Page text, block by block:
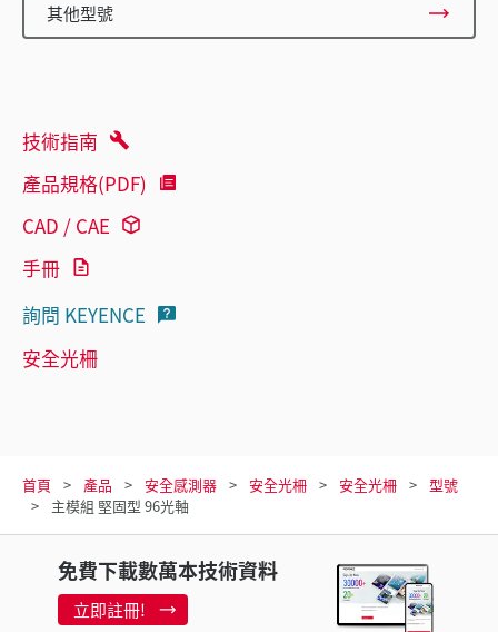
其他型號
技術指南
產品規格(PDF)
CAD / CAE
手冊
詢問 KEYENCE
安全光柵
首頁 產品 安全感測器 安全光柵 安全光柵
型號
主模組 堅固型 96光軸
免費下載數萬本技術資料
立即註冊!